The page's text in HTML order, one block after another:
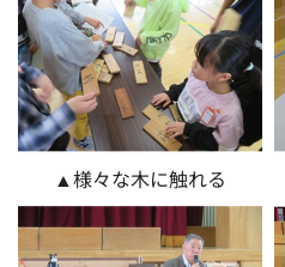
▲様々な木に触れる